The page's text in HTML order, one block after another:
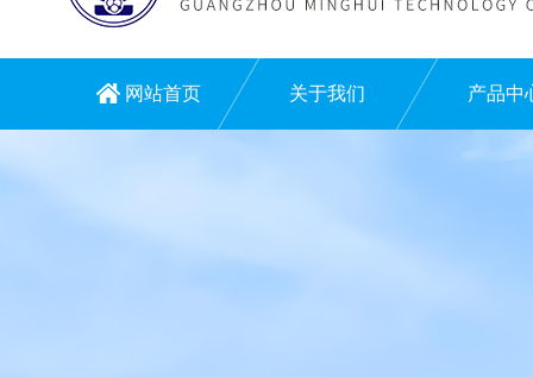
网站首页 关于我们 产品中